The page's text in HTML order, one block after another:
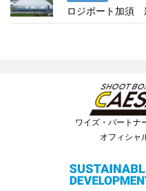
ロジポート加須
ワイズ・パートナ
オフィシャ